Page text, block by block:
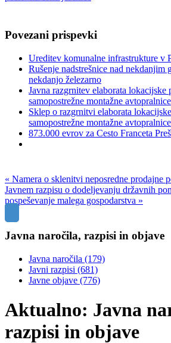
Povezani prispevki
Ureditev komunalne infrastrukture v
Rušenje nadstrešnice nad nekdanjim
nekdanjo železarno
Javna razgrnitev elaborata lokacijske
samopostrežne montažne avtopralnice
Sklep o razgrnitvi elaborata
samopostrežne montažne avtopralnice
873.000 evrov za Cesto Franceta
« Namera o sklenitvi neposredne prodajne
Javnem razpisu o dodeljevanju državnih
pospeševanje malega gospodarstva »
Javna naročila, razpisi in objave
Javna naročila (179)
Javni razpisi (681)
Javne objave (776)
Aktualno: Javna
razpisi in objave